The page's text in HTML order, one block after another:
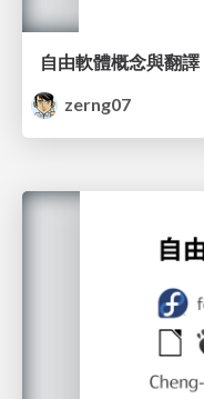
自由軟體概念與翻譯
zerng07